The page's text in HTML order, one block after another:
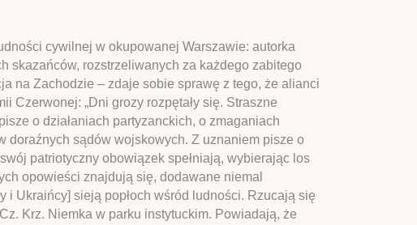
cywilnej w okupowanej Warszawie: autorka
skazańców, rozstrzeliwanych za każdego zabitego
na Zachodzie – zdaje sobie sprawę z tego, że alianci
Czerwonej: „Dni grozy rozpętały się. Straszne
o działaniach partyzanckich, o zmaganiach
doraźnych sądów wojskowych. Z uznaniem pisze o
patriotyczny obowiązek spełniają, wybierając los
opowieści znajdują się, dodawane niemal
i Ukraińcy] sieją popłoch wśród ludności. Rzucają się
Krz. Niemka w parku instytuckim. Powiadają, że